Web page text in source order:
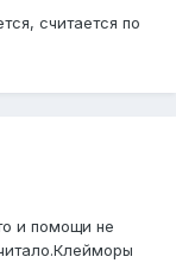
считается по
и помощи не